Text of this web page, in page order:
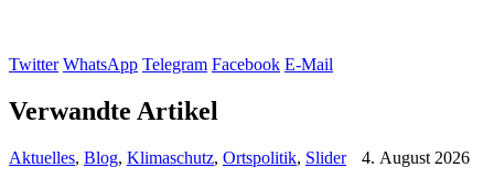
Twitter WhatsApp Telegram Facebook E-Mail
Verwandte Artikel
Aktuelles, Blog, Klimaschutz, Ortspolitik, Slider 4. August 2026